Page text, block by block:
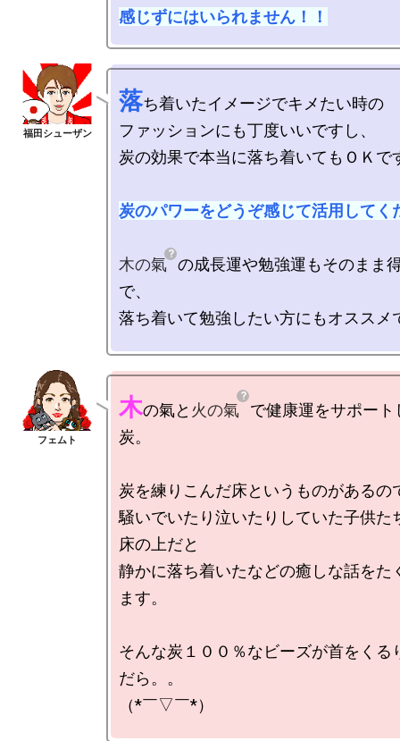
感じずにはいられません！！
落ち着いたイメージでキメたい時の
ファッションにも丁度いいですし、
炭の効果で本当に落ち着いてもＯＫで
炭のパワーをどうぞ感じて活用してく
木の氣 の成長運や勉強運もそのまま
で、
落ち着いて勉強したい方にもオススメ
木の氣と 火の氣
で健康運をサポート
炭。
炭を練りこんだ床というものがあるの
騒いでいたり泣いたりしていた子供た
床の上だと
静かに落ち着いたなどの癒しな話をた
ます。
そんな炭１００％なビーズが首をくる
だら。。
（*￣▽￣*）